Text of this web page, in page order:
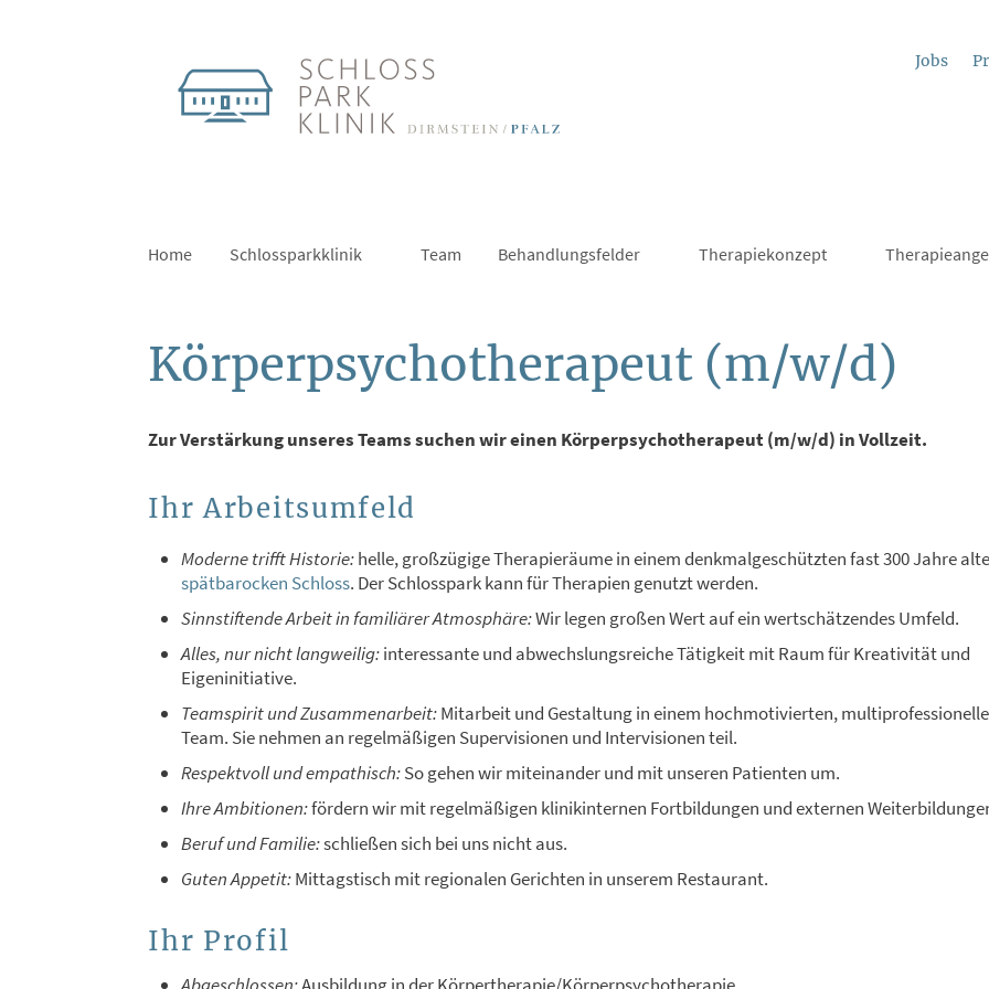
Jobs
Home Schlossparkklinik Team Behandlungsfelder Therapiekonzept
Körperpsychotherapeut (m/w/d)
Zur Verstärkung unseres Teams suchen wir einen Körperpsychotherapeut (m/w/d) in Vollzeit.
Ihr Arbeitsumfeld
Moderne trifft Historie:helle, großzügige Therapieräume in einem denkmalgeschützten fast 300 Jahre
spätbarocken Schloss. Der Schlosspark kann fürTherapien genutzt werden.
Sinnstiftende Arbeit in familiärer Atmosphäre:Wir legen großen Wert auf ein wertschätzendesUmfeld.
Alles, nur nicht langweilig:interessante und abwechslungsreiche Tätigkeit mit Raum für Kreativität und
Eigeninitiative.
Teamspirit und Zusammenarbeit:Mitarbeit und Gestaltung in einem hochmotivierten,
Team. Sie nehmen an regelmäßigen Supervisionen und Intervisionen teil.
Respektvoll und empathisch:So gehen wirmiteinander und mit unseren Patienten um.
Ihre Ambitionen:fördern wir mit regelmäßigen klinikinternen Fortbildungen und externen
Beruf und Familie:schließen sich bei uns nicht aus.
Guten Appetit:Mittagstisch mit regionalen Gerichten in unserem Restaurant.
Ihr Profil